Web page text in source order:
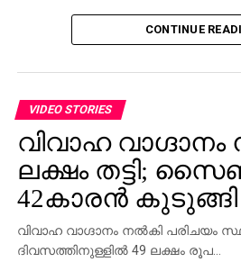
CONTINUE
VIDEO STORIES
വിവാഹ വാഗ്ദാനം
ലക്ഷം തട്ടി;
42കാരന്‍ കുടുങ്ങി
വിവാഹ വാഗ്ദാനം നല്‍കി പരിചയം
ദിവസത്തിനുള്ളില്‍ 49 ലക്ഷം രൂപ…